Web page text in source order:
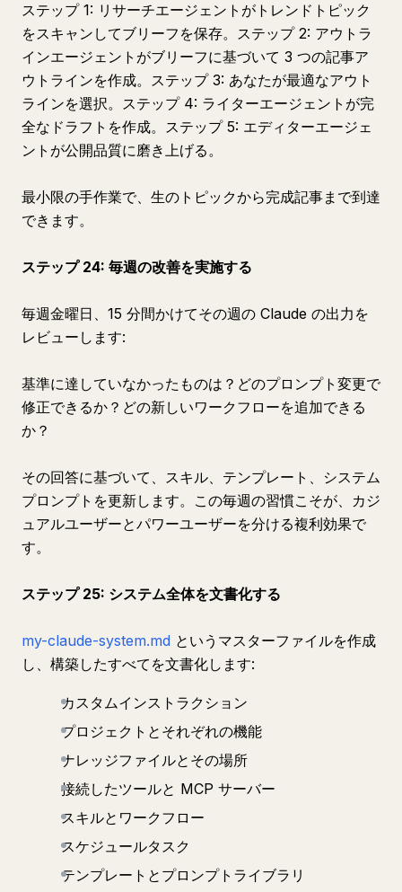
ステップ 1: リサーチエージェントがトレンドトピック
をスキャンしてブリーフを保存。ステップ 2: アウトラ
インエージェントがブリーフに基づいて 3 つの記事ア
ウトラインを作成。ステップ 3: あなたが最適なアウト
ラインを選択。ステップ 4: ライターエージェントが完
全なドラフトを作成。ステップ 5: エディターエージェ
ントが公開品質に磨き上げる。
最小限の手作業で、生のトピックから完成記事まで到達
できます。
ステップ 24: 毎週の改善を実施する
毎週金曜日、15 分間かけてその週の Claude の出力を
レビューします:
基準に達していなかったものは？どのプロンプト変更で
修正できるか？どの新しいワークフローを追加できる
か？
その回答に基づいて、スキル、テンプレート、システム
プロンプトを更新します。この毎週の習慣こそが、カジ
ュアルユーザーとパワーユーザーを分ける複利効果で
す。
ステップ 25: システム全体を文書化する
my-claude-system.md というマスターファイルを作成
し、構築したすべてを文書化します:
カスタムインストラクション
プロジェクトとそれぞれの機能
ナレッジファイルとその場所
接続したツールと MCP サーバー
スキルとワークフロー
スケジュールタスク
テンプレートとプロンプトライブラリ